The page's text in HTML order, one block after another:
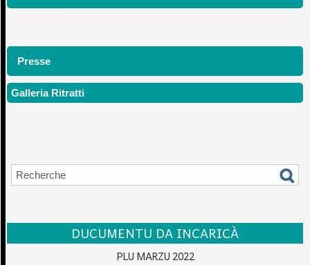
Presse
Galleria Ritratti
DUCUMENTU DA INCARICÀ
PLU MARZU 2022